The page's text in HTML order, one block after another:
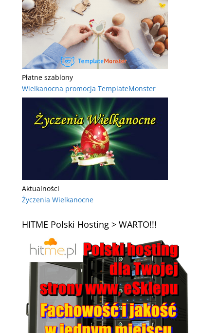
Płatne szablony
Wielkanocna promocja TemplateMonster
Aktualności
Życzenia Wielkanocne
HITME Polski Hosting > WARTO!!!